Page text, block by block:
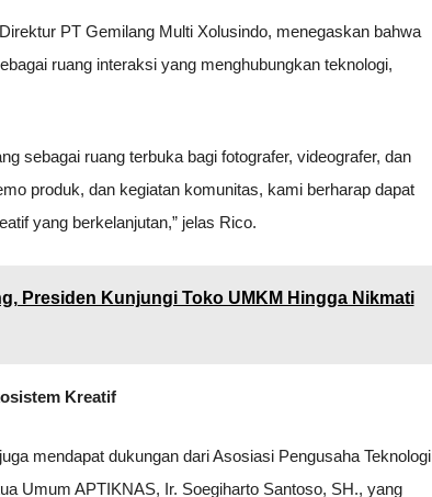
PT Gemilang Multi Xolusindo, menegaskan bahwa
ruang interaksi yang menghubungkan teknologi,
sebagai ruang terbuka bagi fotografer, videografer, dan
produk, dan kegiatan komunitas, kami berharap dapat
yang berkelanjutan,” jelas Rico.
Presiden Kunjungi Toko UMKM Hingga Nikmati
Kreatif
mendapat dukungan dari Asosiasi Pengusaha Teknologi
Umum APTIKNAS, Ir. Soegiharto Santoso, SH., yang